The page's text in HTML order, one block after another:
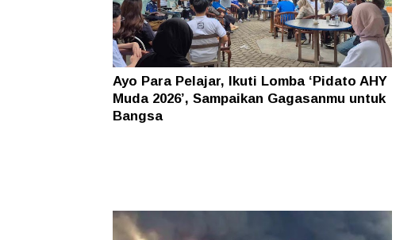
Ayo Para Pelajar, Ikuti Lomba ‘Pidato AHY
Muda 2026’, Sampaikan Gagasanmu untuk
Bangsa